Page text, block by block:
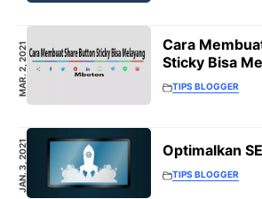
MAR. 2, 2021
Cara
Sticky Bisa
TIPS BLOGGER
JAN. 3, 2021 Optimalkan
TIPS BLOGGER